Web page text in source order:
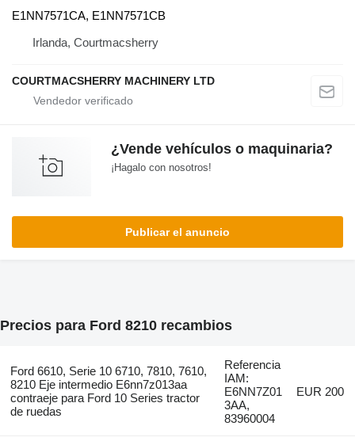
E1NN7571CA, E1NN7571CB
Irlanda, Courtmacsherry
COURTMACSHERRY MACHINERY LTD
¿Vende vehículos o maquinaria?
¡Hagalo con nosotros!
Publicar el anuncio
Precios para Ford 8210 recambios
Ford 6610, Serie 10 6710, 7810, 7610,
8210 Eje intermedio E6nn7z013aa
contraeje para Ford 10 Series tractor
de ruedas
Referencia
IAM:
E6NN7Z01
3AA,
83960004
EUR 200